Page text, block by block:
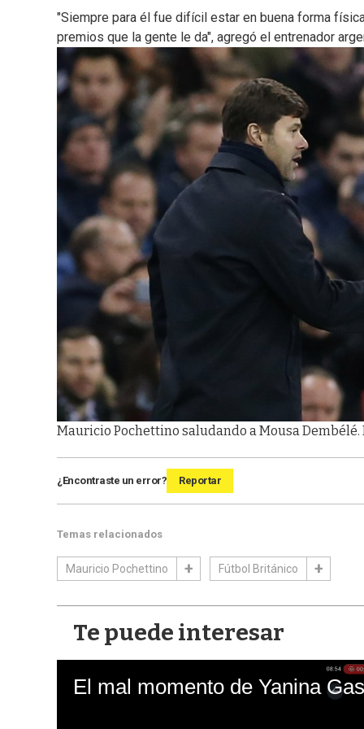
"Siempre para él fue difícil estar en buena forma
premios que la gente le da", agregó el entrenador
Mauricio Pochettino saludando a Mousa Dembélé.
¿Encontraste un error? Reportar
Temas relacionados
Mauricio Pochettino Fútbol Británico
Te puede interesar